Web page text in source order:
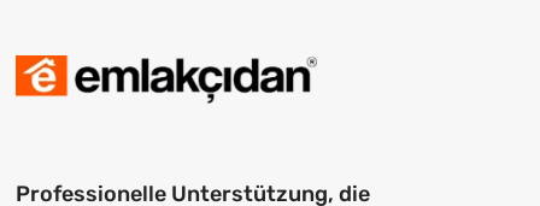
Professionelle Unterstützung, die